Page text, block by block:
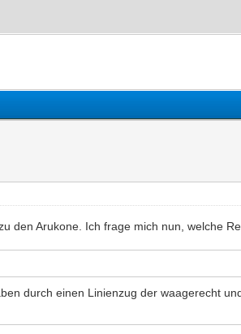
den Arukone. Ich frage mich nun, welche
durch einen Linienzug der waagerecht